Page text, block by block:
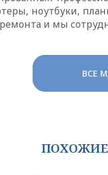
ноутбуки,
и мы
ВСЕ